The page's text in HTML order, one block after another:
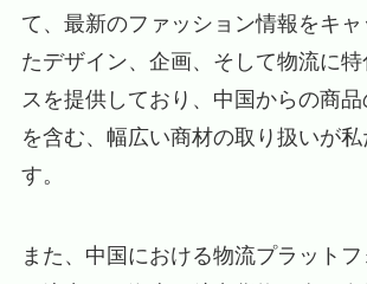
て、最新のファッション情報をキャ
たデザイン、企画、そして物流に
スを提供しており、中国からの商
を含む、幅広い商材の取り扱いが
す。
また、中国における物流プラット